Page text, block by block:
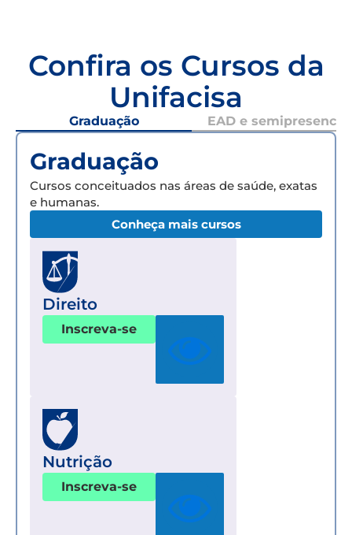
Confira os Cursos da
Unifacisa
Graduação EAD e semipresencial
Graduação
Cursos conceituados nas áreas de saúde, exatas
e humanas.
Conheça mais cursos
Direito
Inscreva-se
Nutrição
Inscreva-se